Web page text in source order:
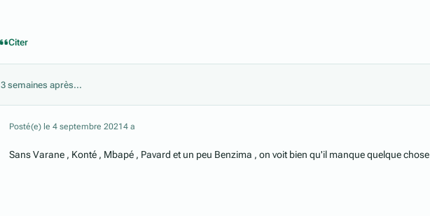
Citer
3 semaines après...
Posté(e) le 4 septembre 2021 4 a
Sans Varane , Konté , Mbapé , Pavard et un peu Benzima , on voit bien qu'il manque quelque chose